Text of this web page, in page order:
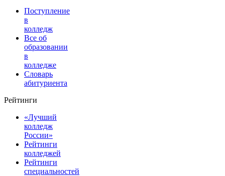
Поступление
в
колледж
Все об
образовании
в
колледже
Словарь
абитуриента
Рейтинги
«Лучший
колледж
России»
Рейтинги
колледжей
Рейтинги
специальностей